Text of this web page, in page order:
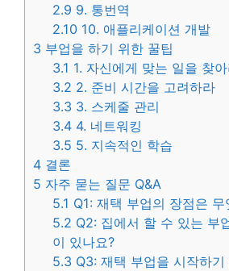
2.9 9. 통번역
2.10 10. 애플리케이션 개발
3 부업을 하기 위한 꿀팁
3.1 1. 자신에게 맞는 일을 찾
3.2 2. 준비 시간을 고려하라
3.3 3. 스케줄 관리
3.4 4. 네트워킹
3.5 5. 지속적인 학습
4 결론
5 자주 묻는 질문 Q&A
5.1 Q1: 재택 부업의 장점은 무
5.2 Q2: 집에서 할 수 있는 부
이 있나요?
5.3 Q3: 재택 부업을 시작하